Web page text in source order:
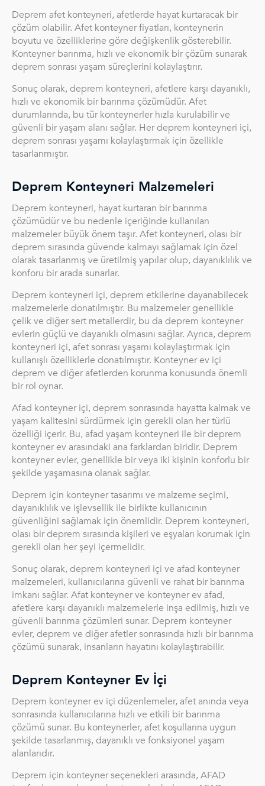
Deprem afet konteyneri, afetlerde hayat kurtaracak bir
çözüm olabilir. Afet konteyner fiyatları, konteynerin
boyutu ve özelliklerine göre değişkenlik gösterebilir.
Konteyner barınma, hızlı ve ekonomik bir çözüm sunarak
deprem sonrası yaşam süreçlerini kolaylaştırır.
Sonuç olarak, deprem konteyneri, afetlere karşı dayanıklı,
hızlı ve ekonomik bir barınma çözümüdür. Afet
durumlarında, bu tür konteynerler hızla kurulabilir ve
güvenli bir yaşam alanı sağlar. Her deprem konteyneri içi,
deprem sonrası yaşamı kolaylaştırmak için özellikle
tasarlanmıştır.
Deprem Konteyneri Malzemeleri
Deprem konteyneri, hayat kurtaran bir barınma
çözümüdür ve bu nedenle içeriğinde kullanılan
malzemeler büyük önem taşır. Afet konteyneri, olası bir
deprem sırasında güvende kalmayı sağlamak için özel
olarak tasarlanmış ve üretilmiş yapılar olup, dayanıklılık ve
konforu bir arada sunarlar.
Deprem konteyneri içi, deprem etkilerine dayanabilecek
malzemelerle donatılmıştır. Bu malzemeler genellikle
çelik ve diğer sert metallerdir, bu da deprem konteyner
evlerin güçlü ve dayanıklı olmasını sağlar. Ayrıca, deprem
konteyneri içi, afet sonrası yaşamı kolaylaştırmak için
kullanışlı özelliklerle donatılmıştır. Konteyner ev içi
deprem ve diğer afetlerden korunma konusunda önemli
bir rol oynar.
Afad konteyner içi, deprem sonrasında hayatta kalmak ve
yaşam kalitesini sürdürmek için gerekli olan her türlü
özelliği içerir. Bu, afad yaşam konteyneri ile bir deprem
konteyner ev arasındaki ana farklardan biridir. Deprem
konteyner evler, genellikle bir veya iki kişinin konforlu bir
şekilde yaşamasına olanak sağlar.
Deprem için konteyner tasarımı ve malzeme seçimi,
dayanıklılık ve işlevsellik ile birlikte kullanıcının
güvenliğini sağlamak için önemlidir. Deprem konteyneri,
olası bir deprem sırasında kişileri ve eşyaları korumak için
gerekli olan her şeyi içermelidir.
Sonuç olarak, deprem konteyneri içi ve afad konteyner
malzemeleri, kullanıcılarına güvenli ve rahat bir barınma
imkanı sağlar. Afat konteyner ve konteyner ev afad,
afetlere karşı dayanıklı malzemelerle inşa edilmiş, hızlı ve
güvenli barınma çözümleri sunar. Deprem konteyner
evler, deprem ve diğer afetler sonrasında hızlı bir barınma
çözümü sunarak, insanların hayatını kolaylaştırabilir.
Deprem Konteyner Ev İçi
Deprem konteyner ev içi düzenlemeler, afet anında veya
sonrasında kullanıcılarına hızlı ve etkili bir barınma
çözümü sunar. Bu konteynerler, afet koşullarına uygun
şekilde tasarlanmış, dayanıklı ve fonksiyonel yaşam
alanlarıdır.
Deprem için konteyner seçenekleri arasında, AFAD